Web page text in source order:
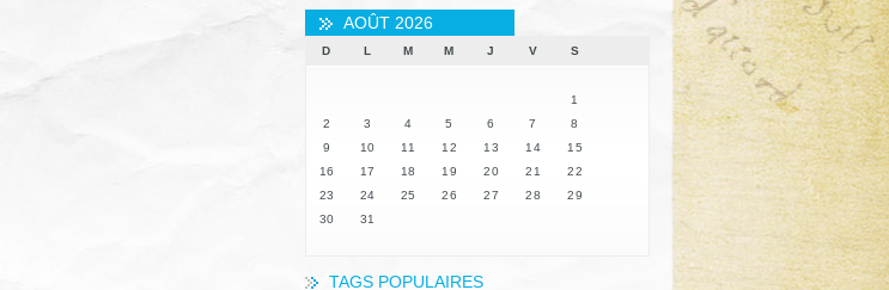
AOÛT 2026
D L M M J V S
1
2
3 4 5 6 7
8
9
10 11 12 13 14
15
16
17 18 19 20 21
22
23
24 25 26 27 28
29
30
31
TAGS POPULAIRES